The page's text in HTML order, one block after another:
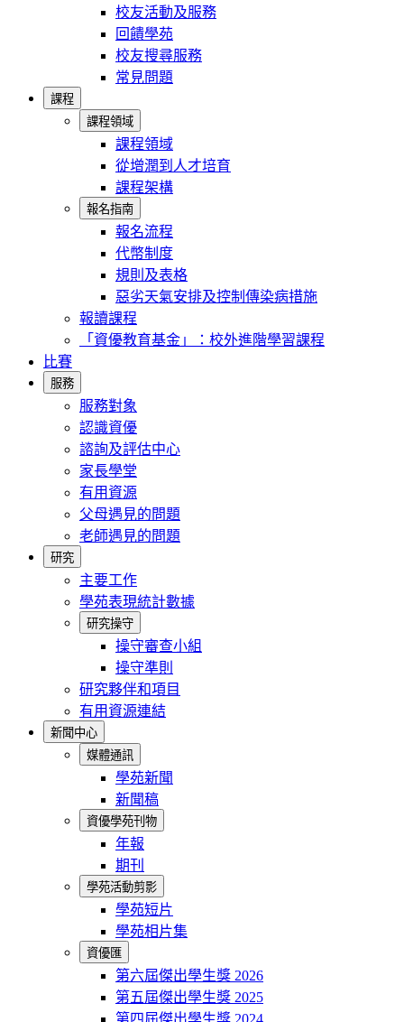
校友活動及服務
回饋學苑
校友搜尋服務
常見問題
課程
課程領域
課程領域
從增潤到人才培育
課程架構
報名指南
報名流程
代幣制度
規則及表格
惡劣天氣安排及控制傳染病措施
報讀課程
「資優教育基金」：校外進階學習課程
比賽
服務
服務對象
認識資優
諮詢及評估中心
家長學堂
有用資源
父母遇見的問題
老師遇見的問題
研究
主要工作
學苑表現統計數據
研究操守
操守審查小組
操守準則
研究夥伴和項目
有用資源連結
新聞中心
媒體通訊
學苑新聞
新聞稿
資優學苑刊物
年報
期刊
學苑活動剪影
學苑短片
學苑相片集
資優匯
第六屆傑出學生獎 2026
第五屆傑出學生獎 2025
第四屆傑出學生獎 2024